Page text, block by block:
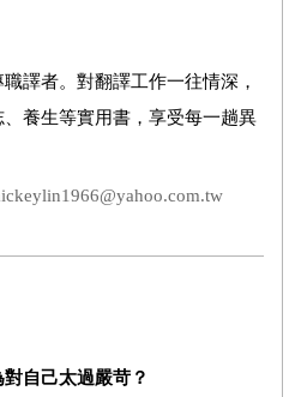
譯者。對翻譯工作一往情深，
養生等實用書，享受每一趟異
自己太過嚴苛？